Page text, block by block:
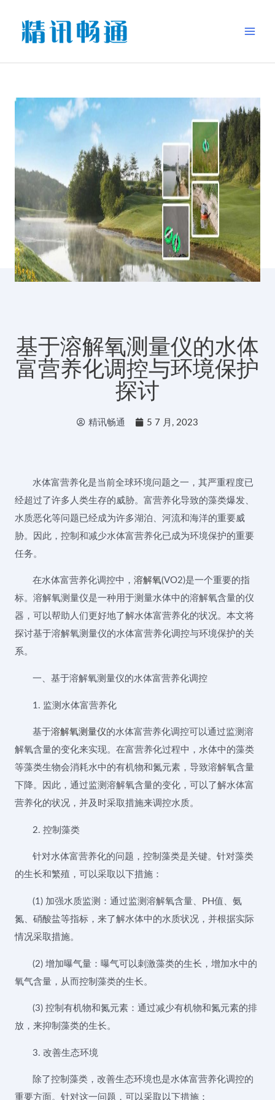
基于溶解氧测量仪的水体
富营养化调控与环境保护
探讨
精讯畅通 5 7 月, 2023
水体富营养化是当前全球环境问题之一，其严重程度已
经超过了许多人类生存的威胁。富营养化导致的藻类爆发、
水质恶化等问题已经成为许多湖泊、河流和海洋的重要威
胁。因此，控制和减少水体富营养化已成为环境保护的重要
任务。
在水体富营养化调控中，溶解氧(VO2)是一个重要的指
标。溶解氧测量仪是一种用于测量水体中的溶解氧含量的仪
器，可以帮助人们更好地了解水体富营养化的状况。本文将
探讨基于溶解氧测量仪的水体富营养化调控与环境保护的关
系。
一、基于溶解氧测量仪的水体富营养化调控
1. 监测水体富营养化
基于溶解氧测量仪的水体富营养化调控可以通过监测溶
解氧含量的变化来实现。在富营养化过程中，水体中的藻类
等藻类生物会消耗水中的有机物和氮元素，导致溶解氧含量
下降。因此，通过监测溶解氧含量的变化，可以了解水体富
营养化的状况，并及时采取措施来调控水质。
2. 控制藻类
针对水体富营养化的问题，控制藻类是关键。针对藻类
的生长和繁殖，可以采取以下措施：
(1) 加强水质监测：通过监测溶解氧含量、PH值、氨
氮、硝酸盐等指标，来了解水体中的水质状况，并根据实际
情况采取措施。
(2) 增加曝气量：曝气可以刺激藻类的生长，增加水中的
氧气含量，从而控制藻类的生长。
(3) 控制有机物和氮元素：通过减少有机物和氮元素的排
放，来抑制藻类的生长。
3. 改善生态环境
除了控制藻类，改善生态环境也是水体富营养化调控的
重要方面。针对这一问题，可以采取以下措施：